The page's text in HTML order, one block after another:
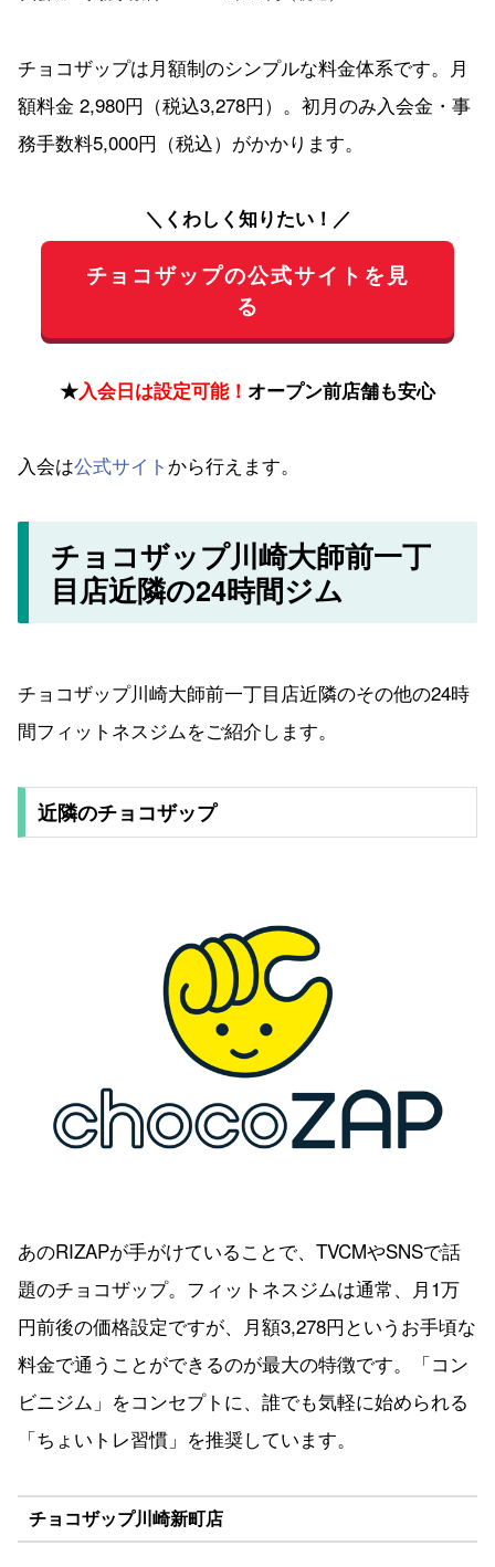
チョコザップは月額制のシンプルな料金体系です。月
額料金 2,980円（税込3,278円）。初月のみ入会金・事
務手数料5,000円（税込）がかかります。
＼くわしく知りたい！／
チョコザップの公式サイトを見
る
★入会日は設定可能！ オープン前店舗も安心
入会は公式サイト から行えます。
チョコザップ川崎大師前一丁
目店近隣の24時間ジム
チョコザップ川崎大師前一丁目店近隣のその他の24時
間フィットネスジムをご紹介します。
近隣のチョコザップ
あのRIZAPが手がけていることで、TVCMやSNSで話
題のチョコザップ。フィットネスジムは通常、月1万
円前後の価格設定ですが、月額3,278円というお手頃な
料金で通うことができるのが最大の特徴です。「コン
ビニジム」をコンセプトに、誰でも気軽に始められる
「ちょいトレ習慣」を推奨しています。
チョコザップ川崎新町店